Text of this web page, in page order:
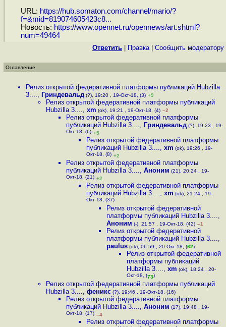
URL: https://hub.somaton.com/channel/mario/?
f=&mid=819074605423c8...
Новость: https://www.opennet.ru/opennews/art.shtml?
num=49464
Ответить Правка| Cообщить модератору
Оглавление
Релиз открытой федеративной платформы публикаций Hubzilla
3...., Гриндевальд (?), 19:20 , 19-Окт-18, (3) +9
Релиз открытой федеративной платформы публикаций
Hubzilla 3...., xm (ok), 19:21 , 19-Окт-18, (4) –2
Релиз открытой федеративной платформы
публикаций Hubzilla 3...., Гриндевальд (?), 19:23 , 19-
Окт-18, (6) +5
Релиз открытой федеративной платформы
публикаций Hubzilla 3...., xm (ok), 19:26 , 19-
Окт-18, (8) +2
Релиз открытой федеративной платформы
публикаций Hubzilla 3...., Аноним (21), 20:24 , 19-
Окт-18, (21) +2
Релиз открытой федеративной платформы
публикаций Hubzilla 3...., xm (ok), 21:24 , 19-
Окт-18, (37)
Релиз открытой федеративной
платформы публикаций Hubzilla 3....,
Аноним (-), 21:57 , 19-Окт-18, (42) –1
Релиз открытой федеративной
платформы публикаций Hubzilla 3....,
paulus (ok), 06:59 , 20-Окт-18, (62)
Релиз открытой федеративной
платформы публикаций
Hubzilla 3...., xm (ok), 18:24 , 20-
Окт-18, (73)
Релиз открытой федеративной платформы публикаций
Hubzilla 3...., феникс (?), 19:46 , 19-Окт-18, (16)
Релиз открытой федеративной платформы
публикаций Hubzilla 3...., Аноним (17), 19:48 , 19-
Окт-18, (17) –4
Релиз открытой федеративной платформы